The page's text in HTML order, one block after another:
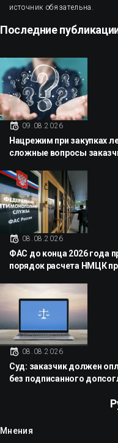
источник обязательна.
Последние
09.08.2026
Нацрежим при закупках
сложные вопросы
08.08.2026
ФАС до конца 2026 года
порядок расчета НМЦК
08.08.2026
Суд: заказчик должен
без подписанного
Мнения